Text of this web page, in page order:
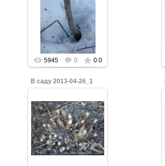
Нажмите, чтобы
увеличить.
5945 0 0.0
В саду 2013-04-26_1
Нажмите, чтобы
увеличить.